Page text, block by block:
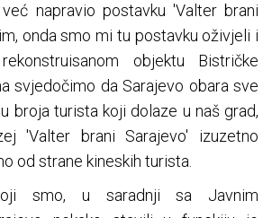
napravio postavku 'Valter brani
onda smo mi tu postavku oživjeli i
objektu Bistričke
svjedočimo da Sarajevo obara sve
broja turista koji dolaze u naš grad,
'Valter brani Sarajevo' izuzetno
od strane kineskih turista.
smo, u saradnji sa Javnim